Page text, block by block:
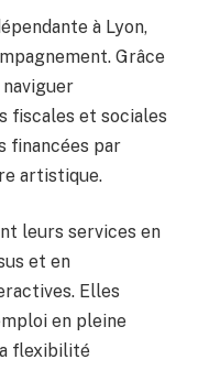
à Lyon,
Grâce
fiscales et sociales
financées par
artistique.
leurs services en
et en
Elles
en pleine
flexibilité